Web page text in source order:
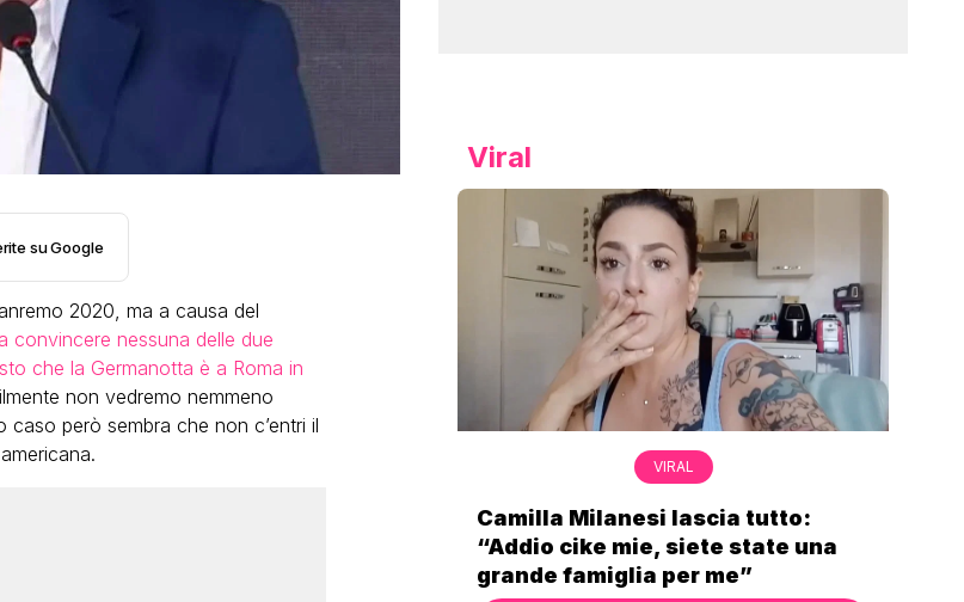
su Google
2020, ma a causa del
convincere nessuna delle due
che la Germanotta è a Roma in
non vedremo nemmeno
caso però sembra che non c’entri il
Viral
Camilla Milanesi lascia tutto:
“Addio cike mie, siete state una
Bimba Bum del Gabibbo è
virale nell’estate della
definitiva di Striscia la